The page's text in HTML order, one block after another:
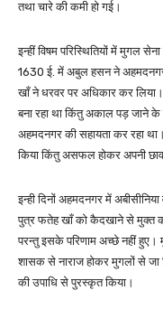
तथा चारे की कमी हो गई।
इन्हीं विषम परिस्थितियों में मुगल
1630 ई. में अबुल हसन ने
खाँ ने धरवर पर अधिकार कर
बना रहा था किंतु अकाल पड़ जाने
अहमदनगर की सहायता कर रहा
किया किंतु असफल होकर अपनी
इन्ही दिनों अहमदनगर में
पुत्र फतेह खाँ को कैदखाने से मुक्त
परन्तु इसके परिणाम अच्छे नहीं हुए।
शासक से नाराज होकर मुगलों से
की उपाधि से पुरस्कृत किया।